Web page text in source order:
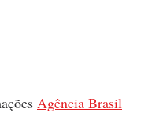
Agência Brasil